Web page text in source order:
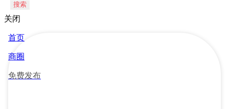
搜索
关闭
首页
商圈
免费发布